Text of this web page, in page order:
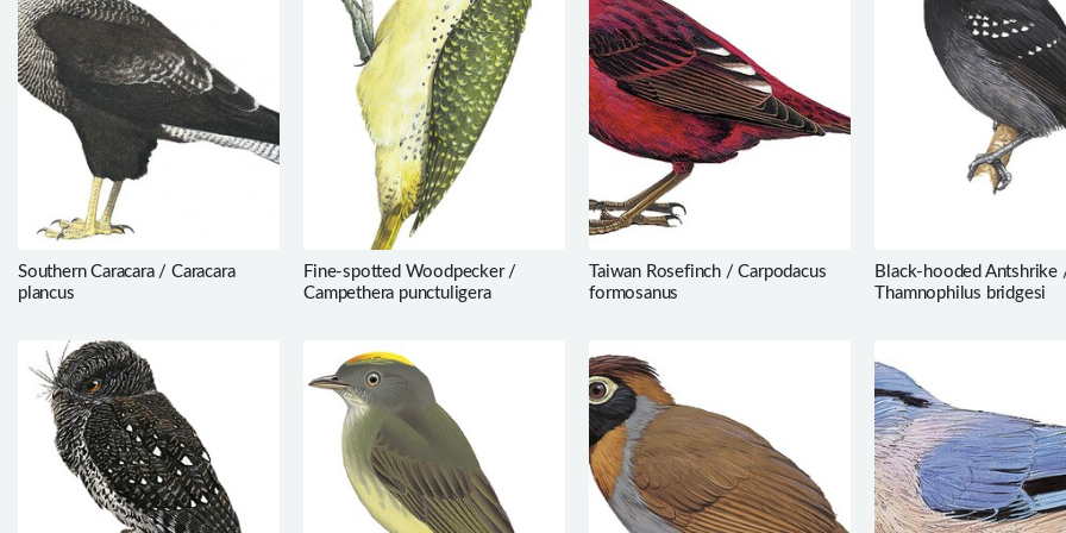
Southern Caracara / Caracara
plancus
Fine-spotted Woodpecker /
Campethera punctuligera
Taiwan Rosefinch / Carpodacus
formosanus
Black-hooded Antshrike
Thamnophilus bridgesi